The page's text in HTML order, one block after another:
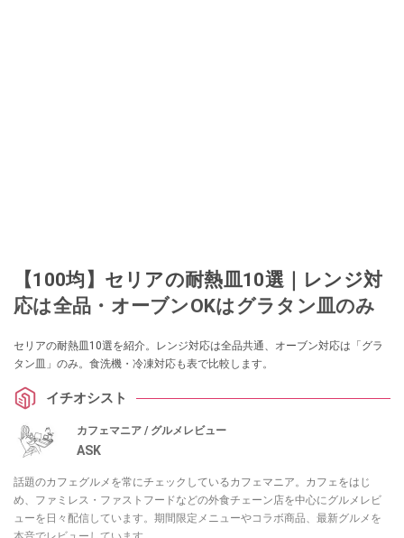
【100均】セリアの耐熱皿10選｜レンジ対
応は全品・オーブンOKはグラタン皿のみ
セリアの耐熱皿10選を紹介。レンジ対応は全品共通、オーブン対応は「グラ
タン皿」のみ。食洗機・冷凍対応も表で比較します。
イチオシスト
カフェマニア / グルメレビュー
ASK
話題のカフェグルメを常にチェックしているカフェマニア。カフェをはじ
め、ファミレス・ファストフードなどの外食チェーン店を中心にグルメレビ
ューを日々配信しています。期間限定メニューやコラボ商品、最新グルメを